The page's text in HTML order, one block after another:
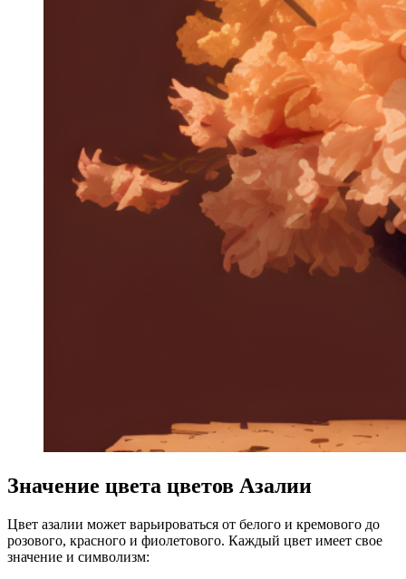
Значение цвета цветов Азалии
Цвет азалии может варьироваться от белого и кремового до
розового, красного и фиолетового. Каждый цвет имеет свое
значение и символизм: